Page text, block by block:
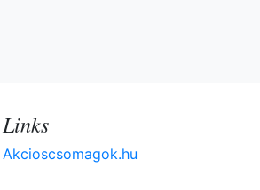
Links
Akcioscsomagok.hu